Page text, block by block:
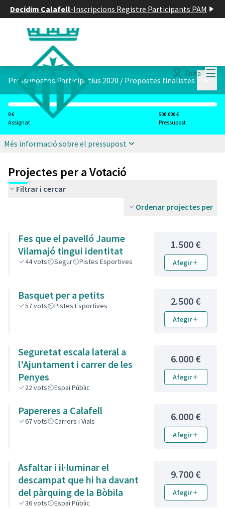
Decidim Calafell-Inscripcions Registre Participants PAM
Entra
Pressupostos Participatius 2020 / Propostes finalistes
0 €
Assignat
500.000 €
Pressupost
Més informació sobre el pressupost
Projectes per a Votació
Filtrar i cercar
Ordenar projectes per
Fes que el pavelló Jaume
Vilamajó tingui identitat
44vots Segur Pistes Esportives
1.500 €
Afegir
Basquet per a petits
57vots Pistes Esportives 2.500 €
Afegir
Seguretat escala lateral a
l'Ajuntament i carrer de les
Penyes
22vots Espai Públic
6.000 €
Afegir
Papereres a Calafell
67vots Carrers i Vials 6.000 €
Afegir
Asfaltar i il·luminar el
descampat que hi ha davant
del pàrquing de la Bòbila
36vots Espai Públic
9.700 €
Afegir